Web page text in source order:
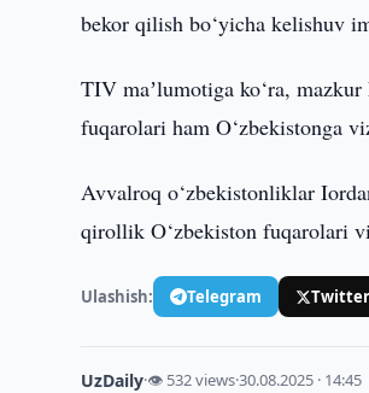
bekor qilish bo‘yicha kelishuv
TIV maʼlumotiga ko‘ra,
fuqarolari ham O‘zbekistonga
Avvalroq o‘zbekistonliklar
qirollik O‘zbekiston fuqarolari
Ulashish: Telegram
UzDaily·👁 532 views·30.08.2025 · 14:45